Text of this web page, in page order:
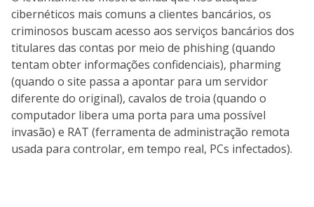
cibernéticos mais comuns a clientes bancários, os
criminosos buscam acesso aos serviços bancários dos
titulares das contas por meio de phishing (quando
tentam obter informações confidenciais), pharming
(quando o site passa a apontar para um servidor
diferente do original), cavalos de troia (quando o
computador libera uma porta para uma possível
invasão) e RAT (ferramenta de administração remota
usada para controlar, em tempo real, PCs infectados).